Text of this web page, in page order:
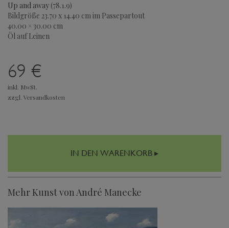
Up and away (78.1.9)
Bildgröße 23.70 x 14.40 cm im Passepartout
40.00 × 30.00 cm
Öl auf Leinen
69 €
inkl. MwSt.
zzgl. Versandkosten
IN DEN WARENKORB ▸
Mehr Kunst von André Manecke